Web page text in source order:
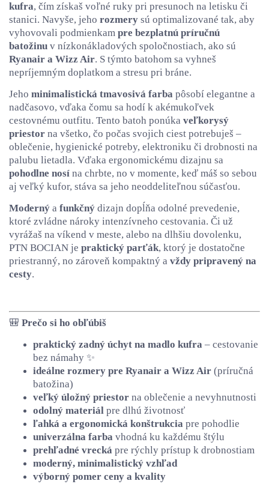
kufra, čím získaš voľné ruky pri presunoch na letisku či
stanici. Navyše, jeho rozmery sú optimalizované tak, aby
vyhovovali podmienkam pre bezplatnú príručnú
batožinu v nízkonákladových spoločnostiach, ako sú
Ryanair a Wizz Air. S týmto batohom sa vyhneš
nepríjemným doplatkom a stresu pri bráne.
Jeho minimalistická tmavosivá farba pôsobí elegantne a
nadčasovo, vďaka čomu sa hodí k akémukoľvek
cestovnému outfitu. Tento batoh ponúka veľkorysý
priestor na všetko, čo počas svojich ciest potrebuješ –
oblečenie, hygienické potreby, elektroniku či drobnosti na
palubu lietadla. Vďaka ergonomickému dizajnu sa
pohodlne nosí na chrbte, no v momente, keď máš so sebou
aj veľký kufor, stáva sa jeho neoddeliteľnou súčasťou.
Moderný a funkčný dizajn dopĺňa odolné prevedenie,
ktoré zvládne nároky intenzívneho cestovania. Či už
vyrážaš na víkend v meste, alebo na dlhšiu dovolenku,
PTN BOCIAN je praktický parťák, ktorý je dostatočne
priestranný, no zároveň kompaktný a vždy pripravený na
cesty.
🎒 Prečo si ho obľúbiš
praktický zadný úchyt na madlo kufra – cestovanie
bez námahy ✨
ideálne rozmery pre Ryanair a Wizz Air (príručná
batožina)
veľký úložný priestor na oblečenie a nevyhnutnosti
odolný materiál pre dlhú životnosť
ľahká a ergonomická konštrukcia pre pohodlie
univerzálna farba vhodná ku každému štýlu
prehľadné vrecká pre rýchly prístup k drobnostiam
moderný, minimalistický vzhľad
výborný pomer ceny a kvality